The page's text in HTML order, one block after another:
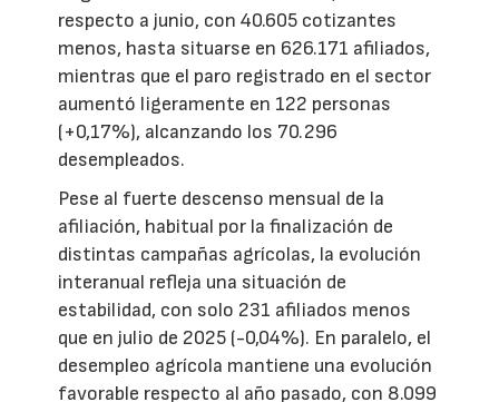
respecto a junio, con 40.605 cotizantes
menos, hasta situarse en 626.171 afiliados,
mientras que el paro registrado en el sector
aumentó ligeramente en 122 personas
(+0,17%), alcanzando los 70.296
desempleados.
Pese al fuerte descenso mensual de la
afiliación, habitual por la finalización de
distintas campañas agrícolas, la evolución
interanual refleja una situación de
estabilidad, con solo 231 afiliados menos
que en julio de 2025 (-0,04%). En paralelo, el
desempleo agrícola mantiene una evolución
favorable respecto al año pasado, con 8.099